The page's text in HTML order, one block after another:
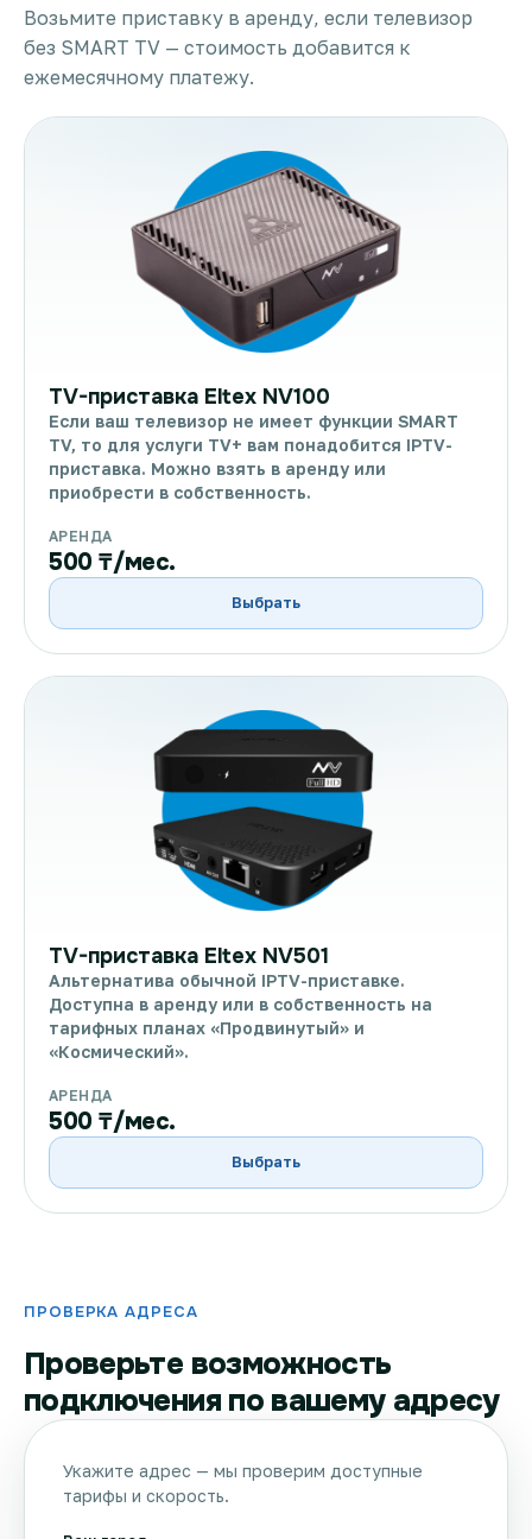
Возьмите приставку в аренду, если телевизор
без SMART TV — стоимость добавится к
ежемесячному платежу.
TV-приставка Eltex NV100
Если ваш телевизор не имеет функции SMART
TV, то для услуги TV+ вам понадобится IPTV-
приставка. Можно взять в аренду или
приобрести в собственность.
АРЕНДА
500 ₸/мес.
Выбрать
TV-приставка Eltex NV501
Альтернатива обычной IPTV-приставке.
Доступна в аренду или в собственность на
тарифных планах «Продвинутый» и
«Космический».
АРЕНДА
500 ₸/мес.
Выбрать
ПРОВЕРКА АДРЕСА
Проверьте возможность
подключения по вашему адресу
Укажите адрес — мы проверим доступные
тарифы и скорость.